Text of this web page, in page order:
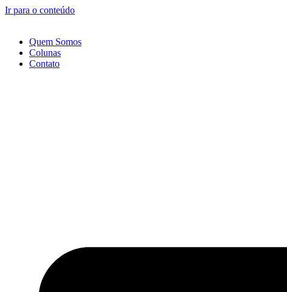
Ir para o conteúdo
Quem Somos
Colunas
Contato